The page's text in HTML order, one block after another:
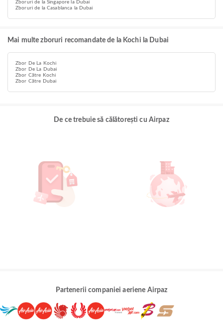
Zboruri de la Singapore la Dubai
Zboruri de la Casablanca la Dubai
Mai multe zboruri recomandate de la Kochi la Dubai
Zbor De La Kochi
Zbor De La Dubai
Zbor Către Kochi
Zbor Către Dubai
De ce trebuie să călătorești cu Airpaz
Partenerii companiei aeriene Airpaz